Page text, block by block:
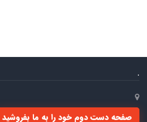
.
صفحه دست دوم خود را به ما بفروشید